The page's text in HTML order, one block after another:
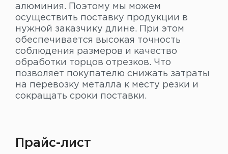
алюминия. Поэтому мы можем
осуществить поставку продукции в
нужной заказчику длине. При этом
обеспечивается высокая точность
соблюдения размеров и качество
обработки торцов отрезков. Что
позволяет покупателю снижать затраты
на перевозку металла к месту резки и
сокращать сроки поставки.
Прайс-лист